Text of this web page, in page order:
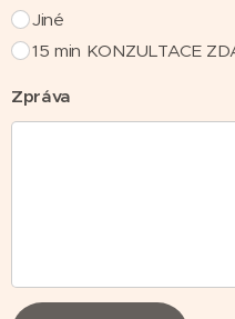
Jiné
15 min KONZULTACE
Zpráva